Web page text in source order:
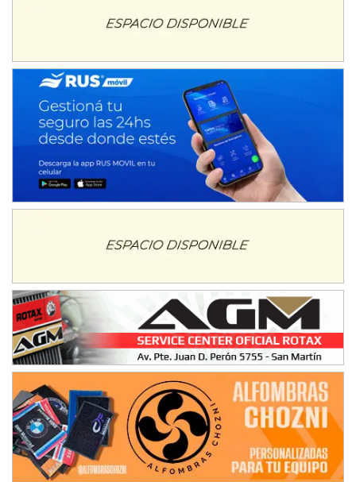
NORESTE SANTAFESINO - F6
Avellaneda (Santa Fe)
SUR SANTAFESINO - F4
José Samuel Sánchez (Tierra)
Rufino (Santa Fe)
Juan Navarro (Asfalto)
El Timbó (Tucumán)